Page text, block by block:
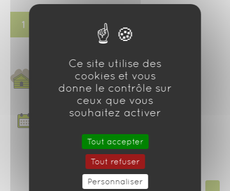
1
(max2pers / >16ans)
Ce site utilise des
cookies et vous
donne le contrôle sur
ceux que vous
souhaitez activer
Tout accepter
Tout refuser
Personnaliser